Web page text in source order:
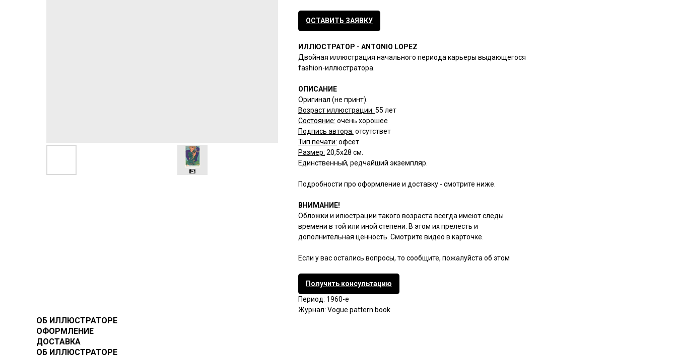
ОСТАВИТЬ ЗАЯВКУ
ИЛЛЮСТРАТОР - ANTONIO LOPEZ
Двойная иллюстрация начального периода карьеры выдающегося
fashion-иллюстратора.
ОПИСАНИЕ
Оригинал (не принт).
Возраст иллюстрации: 55 лет
Состояние: очень хорошее
Подпись автора: отсутствет
Тип печати: офсет
Размер: 20,5х28 см.
Единственный, редчайший экземпляр.
Подробности про оформление и доставку - смотрите ниже.
ВНИМАНИЕ!
Обложки и илюстрации такого возраста всегда имеют следы
времени в той или иной степени. В этом их прелесть и
дополнительная ценность. Смотрите видео в карточке.
Если у вас остались вопросы, то сообщите, пожалуйста об этом
Получить консультацию
Период: 1960-е
Журнал: Vogue pattern book
ОБ ИЛЛЮСТРАТОРЕ
ОФОРМЛЕНИЕ
ДОСТАВКА
ОБ ИЛЛЮСТРАТОРЕ